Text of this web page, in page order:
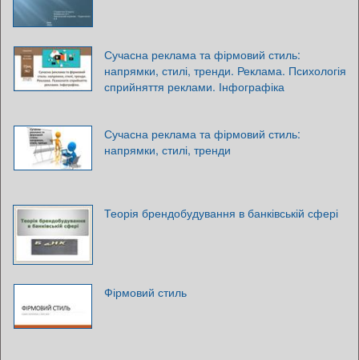
Сучасна реклама та фірмовий стиль:
напрямки, стилі, тренди. Реклама. Психологія
сприйняття реклами. Інфографіка
Сучасна реклама та фірмовий стиль:
напрямки, стилі, тренди
Теорія брендобудування в банківській сфері
Фірмовий стиль